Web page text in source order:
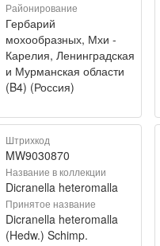
Районирование
Гербарий
мохообразных, Мхи -
Карелия, Ленинградская
и Мурманская области
(B4) (Россия)
Штрихкод
MW9030870
Название в коллекции
Dicranella heteromalla
Принятое название
Dicranella heteromalla
(Hedw.) Schimp.